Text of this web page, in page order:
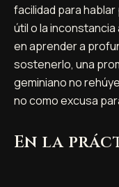
facilidad para
útil o la
en aprender a
sostenerlo, una
geminiano no
no como excusa
En la